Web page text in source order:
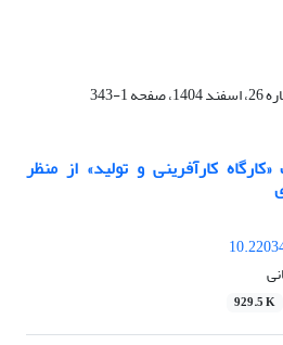
کارآفرینی و تولید» از منظر
929.5 K